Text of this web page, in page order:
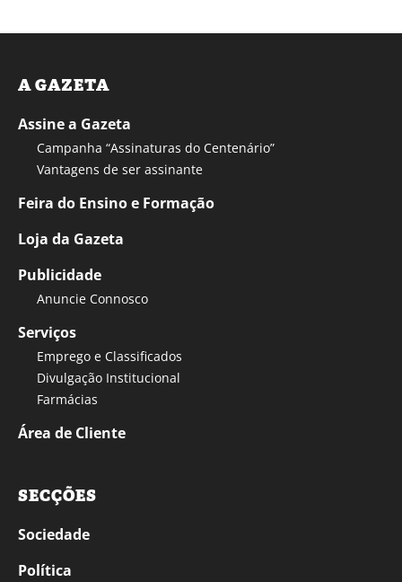
A GAZETA
Assine a Gazeta
Campanha “Assinaturas do Centenário”
Vantagens de ser assinante
Feira do Ensino e Formação
Loja da Gazeta
Publicidade
Anuncie Connosco
Serviços
Emprego e Classificados
Divulgação Institucional
Farmácias
Área de Cliente
SECÇÕES
Sociedade
Política